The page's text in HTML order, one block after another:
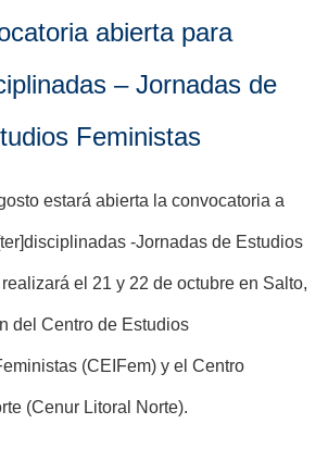
abierta para
– Jornadas de
Feministas
estará abierta la convocatoria a
-Jornadas de Estudios
el 21 y 22 de octubre en Salto,
del Centro de Estudios
(CEIFem) y el Centro
(Cenur Litoral Norte).